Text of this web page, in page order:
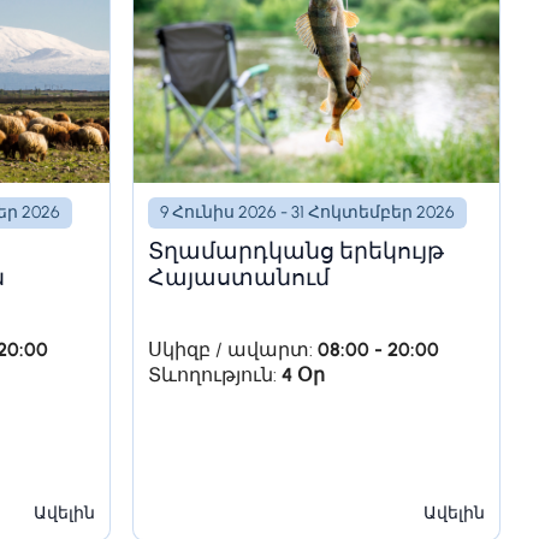
Գառնու կիրճ՝
Սևանավանքից
2026
Ավելին
9 Հունիս 2026 - 31 Հոկտեմբեր 2026
Տղամարդկանց երեկույթ
Հայաստանում
Սկիզբ / ավարտ: 08:00 - 20:00
Տևողություն: 4 Օր
Ավելին